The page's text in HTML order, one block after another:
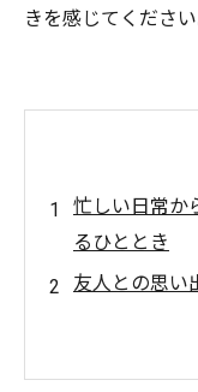
きを感じてください
忙しい日常か
るひととき
友人との思い
知らない人